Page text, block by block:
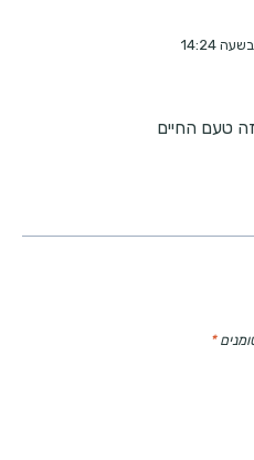
טעם החיים
*